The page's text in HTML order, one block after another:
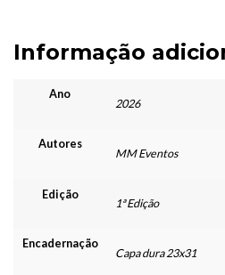
Informação
Ano
2026
Autores
MM Eventos
Edição
1ª Edição
Encadernação
Capa dura 23x31